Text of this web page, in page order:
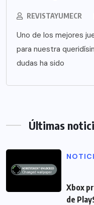
REVISTAYUMECR
Uno de los mejores
para nuestra
dudas ha sido
Últimas
Xbox
de